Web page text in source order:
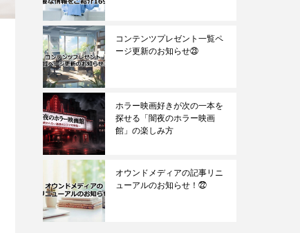
コンテンツプレゼント一覧ペ
ージ更新のお知らせ㉓
ホラー映画好きが次の一本を
探せる「闇夜のホラー映画
館」の楽しみ方
オウンドメディアの記事リニ
ューアルのお知らせ！㉒